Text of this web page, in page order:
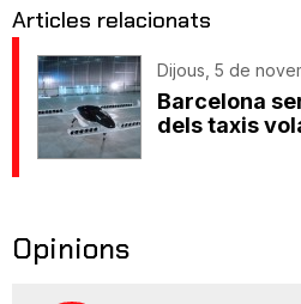
Articles relacionats
Dijous, 5 de
Barcelona
dels taxis
Opinions